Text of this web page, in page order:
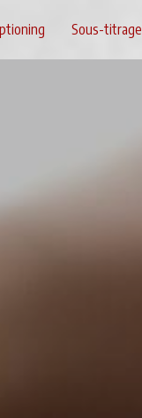
Sous-titrage